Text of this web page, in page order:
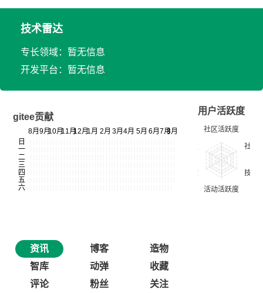
技术雷达
专长领域：暂无信息
开发平台：暂无信息
gitee贡献
用户活跃度
资讯 博客
造物
智库
动弹
收藏
评论
粉丝 关注